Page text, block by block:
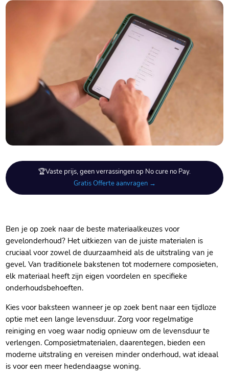
🏆Vaste prijs, geen verrassingen op No cure no Pay.
Gratis Offerte aanvragen →
Ben je op zoek naar de beste materiaalkeuzes voor
gevelonderhoud? Het uitkiezen van de juiste materialen is
cruciaal voor zowel de duurzaamheid als de uitstraling van je
gevel.​ Van traditionele bakstenen tot modernere composieten,
elk materiaal heeft zijn eigen voordelen en specifieke
onderhoudsbehoeften.​
Kies voor baksteen wanneer je op zoek bent naar een tijdloze
optie met een lange levensduur.​ Zorg voor regelmatige
reiniging en voeg waar nodig opnieuw om de levensduur te
verlengen.​ Composietmaterialen, daarentegen, bieden een
moderne uitstraling en vereisen minder onderhoud, wat ideaal
is voor een meer hedendaagse woning.​